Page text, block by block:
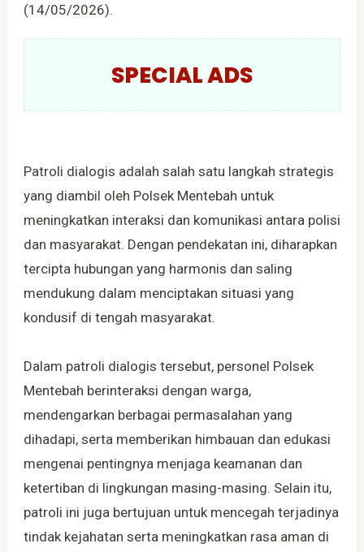
(14/05/2026).
SPECIAL ADS
Patroli dialogis adalah salah satu langkah strategis
yang diambil oleh Polsek Mentebah untuk
meningkatkan interaksi dan komunikasi antara polisi
dan masyarakat. Dengan pendekatan ini, diharapkan
tercipta hubungan yang harmonis dan saling
mendukung dalam menciptakan situasi yang
kondusif di tengah masyarakat.
Dalam patroli dialogis tersebut, personel Polsek
Mentebah berinteraksi dengan warga,
mendengarkan berbagai permasalahan yang
dihadapi, serta memberikan himbauan dan edukasi
mengenai pentingnya menjaga keamanan dan
ketertiban di lingkungan masing-masing. Selain itu,
patroli ini juga bertujuan untuk mencegah terjadinya
tindak kejahatan serta meningkatkan rasa aman di